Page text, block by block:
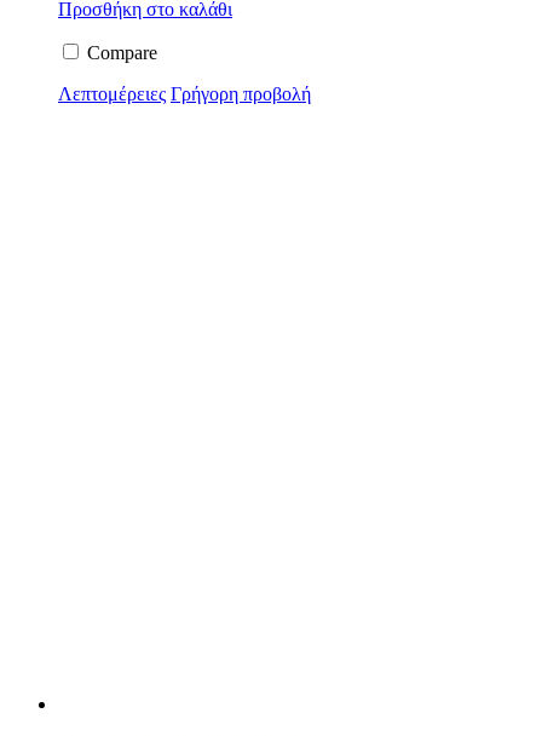
Προσθήκη στο καλάθι
Compare
Λεπτομέρειες Γρήγορη προβολή